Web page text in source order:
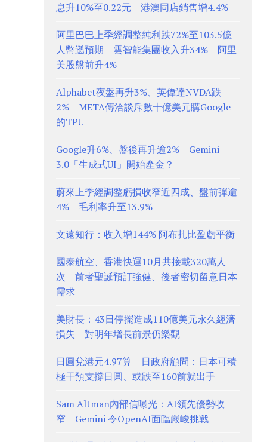
息升10%至0.22元 港澳同店銷售增4.4%
阿里巴巴上季經調整純利跌72%至103.5億
人幣遜預期 雲智能集團收入升34% 阿里
美股盤前升4%
Alphabet夜盤再升3%、英偉達NVDA跌
2% META傳洽談斥數十億美元購Google
的TPU
Google升6%、盤後再升逾2% Gemini
3.0「生成式UI」開始產金？
蔚來上季經調整虧損收窄近四成、盤前彈逾
4% 毛利率升至13.9%
文遠知行：收入增144% 阿布扎比盈虧平衡
國泰航空、香港快運10月共接載320萬人
次 前者聖誕預訂強健、後者密切留意日本
需求
美財長：43日停擺造成110億美元永久經濟
損失 對明年增長前景仍樂觀
日圓兌港元4.97算 日政府顧問：日本可積
極干預支撐日圓、或跌至160前就出手
Sam Altman內部信曝光：AI領先優勢收
窄 Gemini 令OpenAI面臨嚴峻挑戰